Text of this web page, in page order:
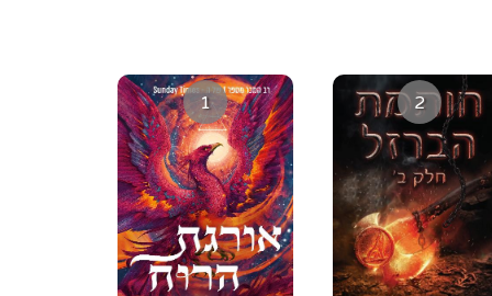
1 2